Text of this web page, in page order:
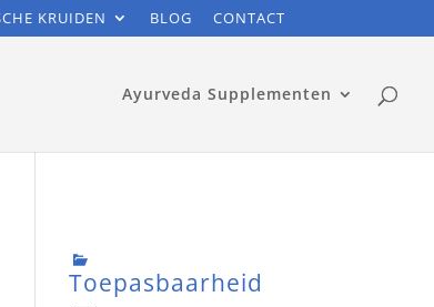
KRUIDEN BLOG CONTACT
Ayurveda Supplementen
Toepasbaarheid